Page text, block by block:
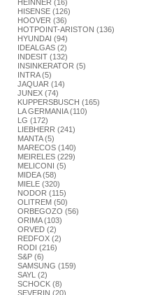
HEINNER (16)
HISENSE (126)
HOOVER (36)
HOTPOINT-ARISTON (136)
HYUNDAI (94)
IDEALGAS (2)
INDESIT (132)
INSINKERATOR (5)
INTRA (5)
JAQUAR (14)
JUNEX (74)
KUPPERSBUSCH (165)
LA GERMANIA (110)
LG (172)
LIEBHERR (241)
MANTA (5)
MARECOS (140)
MEIRELES (229)
MELICONI (5)
MIDEA (58)
MIELE (320)
NODOR (115)
OLITREM (50)
ORBEGOZO (56)
ORIMA (103)
ORVED (2)
REDFOX (2)
RODI (216)
S&P (6)
SAMSUNG (159)
SAYL (2)
SCHOCK (8)
SEVERIN (20)